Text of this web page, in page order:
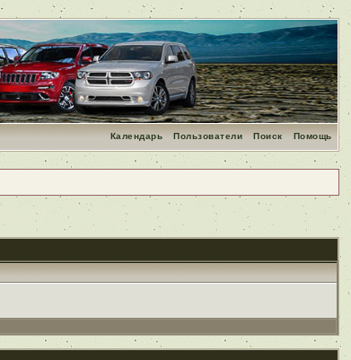
Помощь
Поиск
Пользователи
Календарь